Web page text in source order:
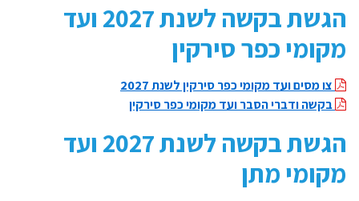
הגשת בקשה לשנת 2027 ועד
מקומי כפר סירקין
צו מסים ועד מקומי כפר סירקין לשנת 2027
בקשה ודברי הסבר ועד מקומי כפר סירקין
הגשת בקשה לשנת 2027 ועד
מקומי מתן